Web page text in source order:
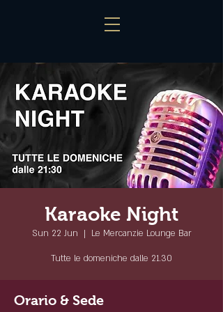
Karaoke Night
Sun 22 Jun
  |
Le Mercanzie Lounge Bar
Tutte le domeniche dalle 21.30
Orario & Sede